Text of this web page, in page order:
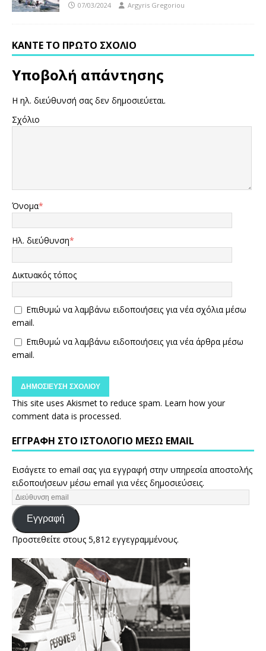
07/03/2024 Argyris Gregoriou
ΚΆΝΤΕ ΤΟ ΠΡΏΤΟ ΣΧΌΛΙΟ
Υποβολή απάντησης
Η ηλ. διεύθυνσή σας δεν δημοσιεύεται.
Σχόλιο
Όνομα*
Ηλ. διεύθυνση*
Δικτυακός τόπος
Επιθυμώ να λαμβάνω ειδοποιήσεις για νέα σχόλια μέσω
email.
Επιθυμώ να λαμβάνω ειδοποιήσεις για νέα άρθρα μέσω
email.
This site uses Akismet to reduce spam. Learn how your
comment data is processed.
ΕΓΓΡΑΦΉ ΣΤΟ ΙΣΤΟΛΌΓΙΟ ΜΈΣΩ EMAIL
Εισάγετε το email σας για εγγραφή στην υπηρεσία αποστολής
ειδοποιήσεων μέσω email για νέες δημοσιεύσεις.
Εγγραφή
Προστεθείτε στους 5,812 εγγεγραμμένους.